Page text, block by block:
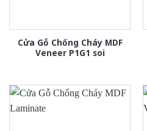
Cửa Gỗ Chống Cháy MDF
Veneer P1G1 soi